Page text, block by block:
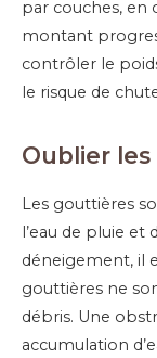
par couches, en
montant
contrôler le
le risque de
Oublier
Les gouttières
l’eau de pluie et
déneigement, il
gouttières ne
débris. Une
accumulation